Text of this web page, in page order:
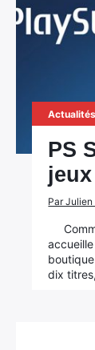
Actualités
PS
Par
dix